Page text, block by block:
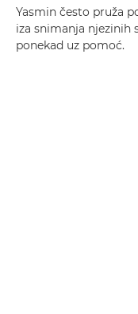
Yasmin često pruža
iza snimanja njezinih
ponekad uz pomoć.